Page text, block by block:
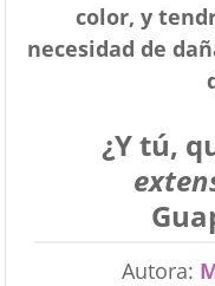
color, y
necesidad de
¿Y tú,
Autora: